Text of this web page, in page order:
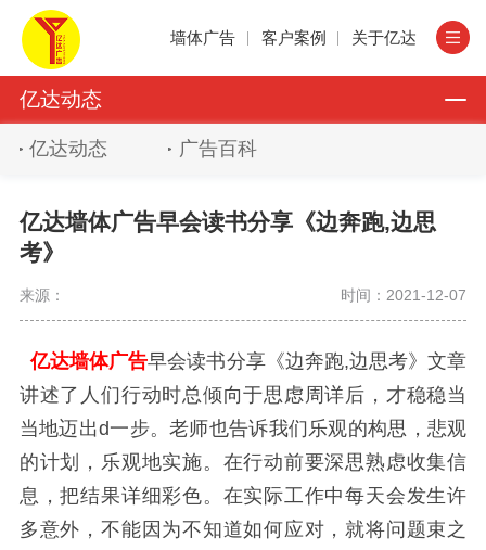
墙体广告 客户案例 关于亿达
亿达动态
亿达动态 广告百科
亿达墙体广告早会读书分享《边奔跑,边思
考》
来源： 时间：2021-12-07
亿达墙体广告早会读书分享《边奔跑,边思考》文章
讲述了人们行动时总倾向于思虑周详后，才稳稳当
当地迈出d一步。老师也告诉我们乐观的构思，悲观
的计划，乐观地实施。在行动前要深思熟虑收集信
息，把结果详细彩色。在实际工作中每天会发生许
多意外，不能因为不知道如何应对，就将问题束之